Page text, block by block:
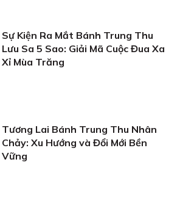
Sự Kiện Ra Mắt Bánh Trung Thu
Lưu Sa 5 Sao: Giải Mã Cuộc Đua Xa
Xỉ Mùa Trăng
Tương Lai Bánh Trung Thu Nhân
Chảy: Xu Hướng và Đổi Mới Bền
Vững